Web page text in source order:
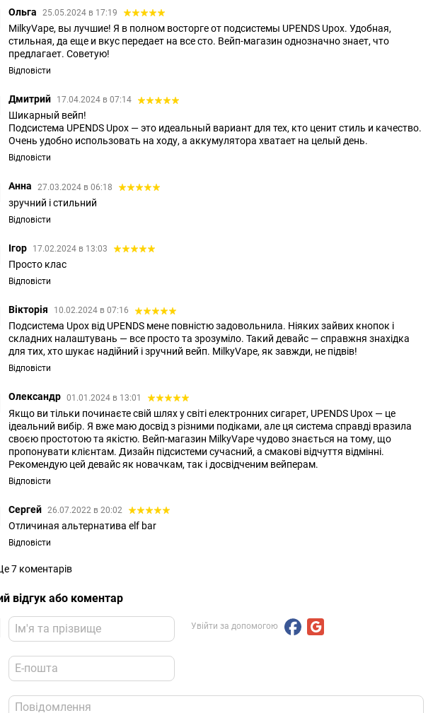
Ольга 25.05.2024 в 17:19
MilkyVape, вы лучшие! Я в полном восторге от подсистемы UPENDS Upox. Удобная,
стильная, да еще и вкус передает на все сто. Вейп-магазин однозначно знает, что
предлагает. Советую!
Відповісти
Дмитрий 17.04.2024 в 07:14
Шикарный вейп!
Подсистема UPENDS Upox — это идеальный вариант для тех, кто ценит стиль и качество.
Очень удобно использовать на ходу, а аккумулятора хватает на целый день.
Відповісти
Анна 27.03.2024 в 06:18
зручний і стильний
Відповісти
Ігор 17.02.2024 в 13:03
Просто клас
Відповісти
Вікторія 10.02.2024 в 07:16
Подсистема Upox від UPENDS мене повністю задовольнила. Ніяких зайвих кнопок і
складних налаштувань — все просто та зрозуміло. Такий девайс — справжня знахідка
для тих, хто шукає надійний і зручний вейп. MilkyVape, як завжди, не підвів!
Відповісти
Олександр 01.01.2024 в 13:01
Якщо ви тільки починаєте свій шлях у світі електронних сигарет, UPENDS Upox — це
ідеальний вибір. Я вже маю досвід з різними подіками, але ця система справді вразила
своєю простотою та якістю. Вейп-магазин MilkyVape чудово знається на тому, що
пропонувати клієнтам. Дизайн підсистеми сучасний, а смакові відчуття відмінні.
Рекомендую цей девайс як новачкам, так і досвідченим вейперам.
Відповісти
Сергей 26.07.2022 в 20:02
Отличиная альтернатива elf bar
Відповісти
7 коментарів
відгук або коментар
Увійти за допомогою